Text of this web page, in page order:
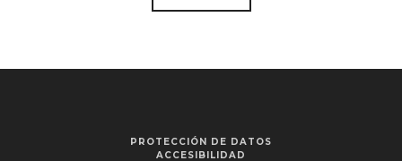
PROTECCIÓN DE DATOS
ACCESIBILIDAD